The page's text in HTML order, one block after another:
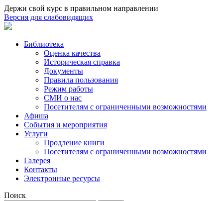
Держи свой курс в правильном направлении
Версия для слабовидящих
Библиотека
Оценка качества
Историческая справка
Документы
Правила пользования
Режим работы
СМИ о нас
Посетителям с ограниченными возможностями
Афиша
События и мероприятия
Услуги
Продление книги
Посетителям с ограниченными возможностями
Галерея
Контакты
Электронные ресурсы
Поиск